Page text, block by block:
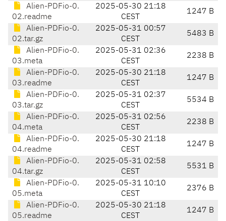
Alien-PDFio-0.
02.readme
2025-05-30 21:18
CEST
1247 B
Alien-PDFio-0.
02.tar.gz
2025-05-31 00:57
CEST
5483 B
Alien-PDFio-0.
03.meta
2025-05-31 02:36
CEST
2238 B
Alien-PDFio-0.
03.readme
2025-05-30 21:18
CEST
1247 B
Alien-PDFio-0.
03.tar.gz
2025-05-31 02:37
CEST
5534 B
Alien-PDFio-0.
04.meta
2025-05-31 02:56
CEST
2238 B
Alien-PDFio-0.
04.readme
2025-05-30 21:18
CEST
1247 B
Alien-PDFio-0.
04.tar.gz
2025-05-31 02:58
CEST
5531 B
Alien-PDFio-0.
05.meta
2025-05-31 10:10
CEST
2376 B
Alien-PDFio-0.
05.readme
2025-05-30 21:18
CEST
1247 B